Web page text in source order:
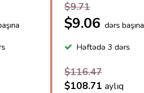
$9.71
$9.06 dərs başına
Həftədə 3 dərs
$116.47
$108.71 aylıq